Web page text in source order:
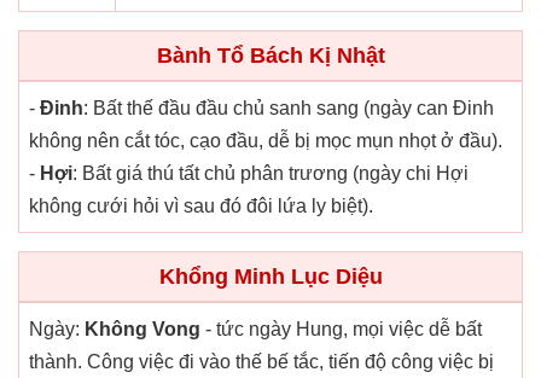
Bành Tổ Bách Kị Nhật
- Đinh: Bất thế đầu đầu chủ sanh sang (ngày can Đinh
không nên cắt tóc, cạo đầu, dễ bị mọc mụn nhọt ở đầu).
- Hợi: Bất giá thú tất chủ phân trương (ngày chi Hợi
không cưới hỏi vì sau đó đôi lứa ly biệt).
Khổng Minh Lục Diệu
Ngày: Không Vong - tức ngày Hung, mọi việc dễ bất
thành. Công việc đi vào thế bế tắc, tiến độ công việc bị